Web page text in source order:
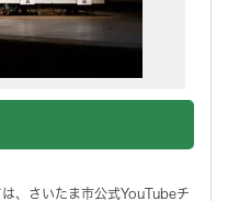
、さいたま市公式YouTubeチ